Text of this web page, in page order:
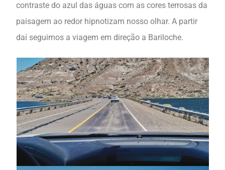
contraste do azul das águas com as cores terrosas da
paisagem ao redor hipnotizam nosso olhar. A partir
daí seguimos a viagem em direção a Bariloche.